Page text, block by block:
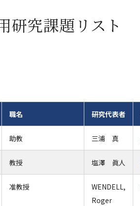
研究課題リスト
職名 研究代表者
助教 三浦 真
教授 塩澤 眞人
准教授
WENDELL,
Roger